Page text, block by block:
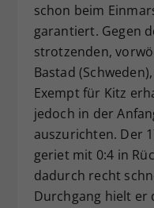
schon beim
garantiert. Gegen
strotzenden,
Bastad
Exempt für Kitz
jedoch in der
auszurichten. Der
geriet mit 0:4 in
dadurch recht
Durchgang hielt er